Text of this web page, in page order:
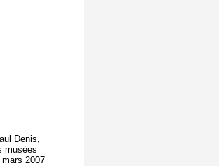
Denis,
musées
2007